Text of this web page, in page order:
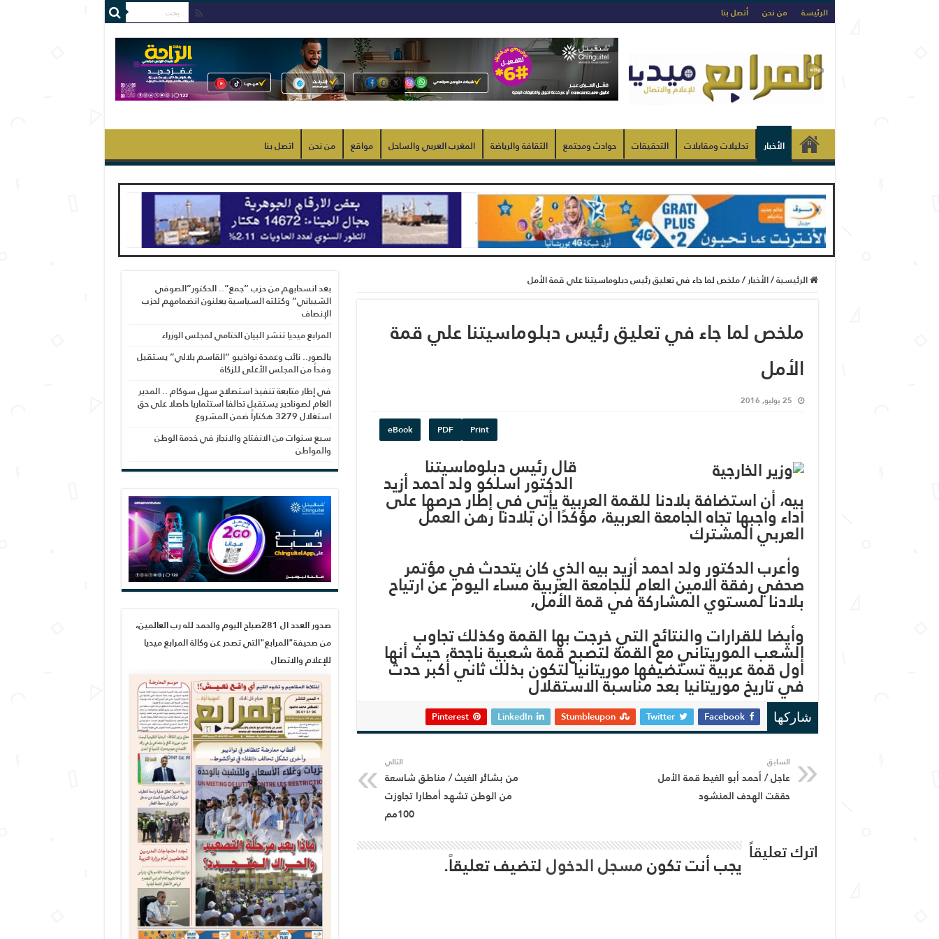
الرئيسة من نحن أتصل بنا
الأخبار تحليلات ومقابلات التحقيقات حوادث ومجتمع الثقافة والرياضة المغرب العربي والساحل مواقع من نحن اتصل بنا
الرئيسية/الأخبار/ملخص لما جاء في تعليق رئيس دبلوماسيتنا علي قمة الأمل
ملخص لما جاء في تعليق رئيس دبلوماسيتنا علي قمة
الأمل
25 يوليو, 2016
Print
PDF
eBook
قال رئيس دبلوماسيتنا
الدكتور اسلكو ولد احمد أزيد
بيه، أن استضافة بلادنا للقمة العربية يأتي في إطار حرصها على
أداء واجبها تجاه الجامعة العربية، مؤكدًا أن بلادنا رهن العمل
العربي المشترك
وأعرب الدكتور ولد احمد أزيد بيه الذي كان يتحدث في مؤتمر
صحفي رفقة الامين العام للجامعة العربية مساء اليوم عن ارتياح
بلادنا لمستوي المشاركة في قمة الأمل،
وأيضا للقرارات والنتائج التي خرجت بها القمة وكذلك تجاوب
الشعب الموريتاني مع القمة لتصبح قمة شعبية ناجحة، حيث أنها
أول قمة عربية تستضيفها موريتانيا لتكون بذلك ثاني أكبر حدث
في تاريخ موريتانيا بعد مناسبة الاستقلال
شاركها Facebook
Twitter
Stumbleupon
LinkedIn
Pinterest
السابق
عاجل / أحمد أبو الغيط قمة الأمل
حققت الهدف المنشود
التالي
من بشائر الغيث / مناطق شاسعة
من الوطن تشهد أمطارا تجاوزت
100مم
اترك تعليقاً يجب أنت تكونمسجل الدخوللتضيف تعليقاً.
بعد انسحابهم من حزب “جمع”.. الدكتور”الصوفي
الشيباني” وكتلته السياسية يعلنون انضمامهم لحزب
الإنصاف
المرابع ميديا تنشر البيان الختامي لمجلس الوزراء
بالصور.. نائب وعمدة نواذيبو “القاسم بلالي” يستقبل
وفداً من المجلس الأعلى للزكاة
في إطار متابعة تنفيذ استصلاح سهل سوكام .. المدير
العام لصونادير يستقبل تحالفا استثماريا حاصلا على حق
استغلال 3279 هكتاراً ضمن المشروع
سبع سنوات من الانفتاح والانجاز في خدمة الوطن
والمواطن
صدور العدد ال 281صباح اليوم والحمد لله رب العالمين،
من صحيفة"المرابع"التي تصدر عن وكالة المرابع ميديا
للإعلام والاتصال